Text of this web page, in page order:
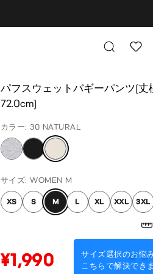
パフスウェットバギーパンツ(丈
72.0cm)
カラー: 30 NATURAL
サイズ: WOMEN M
XS S M L XL XXL 3XL
サイズ選択のお悩
こちらで解決でき
¥1,990